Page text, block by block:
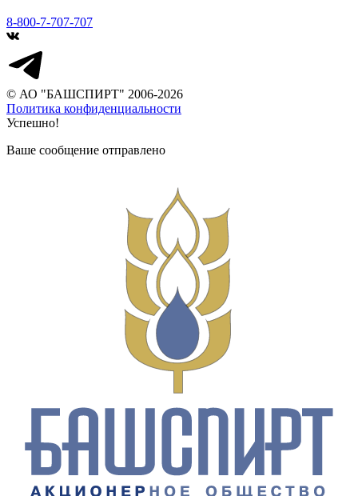
8-800-7-707-707
© АО "БАШСПИРТ" 2006-2026
Политика конфиденциальности
Успешно!
Ваше сообщение отправлено